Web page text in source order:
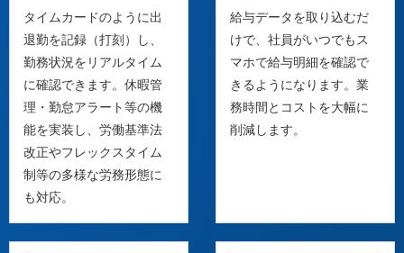
タイムカードのように出
退勤を記録（打刻）し、
勤務状況をリアルタイム
に確認できます。休暇管
理・勤怠アラート等の機
能を実装し、労働基準法
改正やフレックスタイム
制等の多様な労務形態に
も対応。
給与データを取り込むだ
けで、社員がいつでもス
マホで給与明細を確認で
きるようになります。業
務時間とコストを大幅に
削減します。